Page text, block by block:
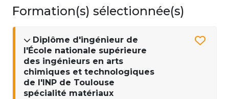
Formation(s) sélectionnée(s)
Diplôme d'ingénieur de
l'École nationale supérieure
des ingénieurs en arts
chimiques et technologiques
de l'INP de Toulouse
spécialité matériaux